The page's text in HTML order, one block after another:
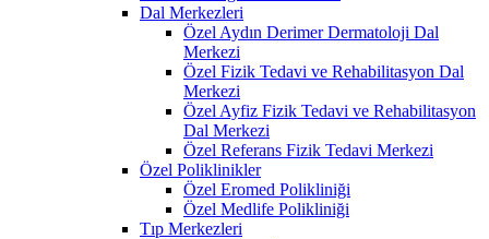
Dal Merkezleri
Özel Aydın Derimer Dermatoloji Dal
Merkezi
Özel Fizik Tedavi ve Rehabilitasyon Dal
Merkezi
Özel Ayfiz Fizik Tedavi ve Rehabilitasyon
Dal Merkezi
Özel Referans Fizik Tedavi Merkezi
Özel Poliklinikler
Özel Eromed Polikliniği
Özel Medlife Polikliniği
Tıp Merkezleri